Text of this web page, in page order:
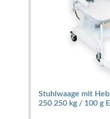
Stuhlwaage mit
250 250 kg / 100 g